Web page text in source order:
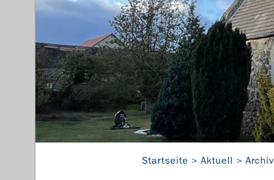
Startseite Aktuell Archiv